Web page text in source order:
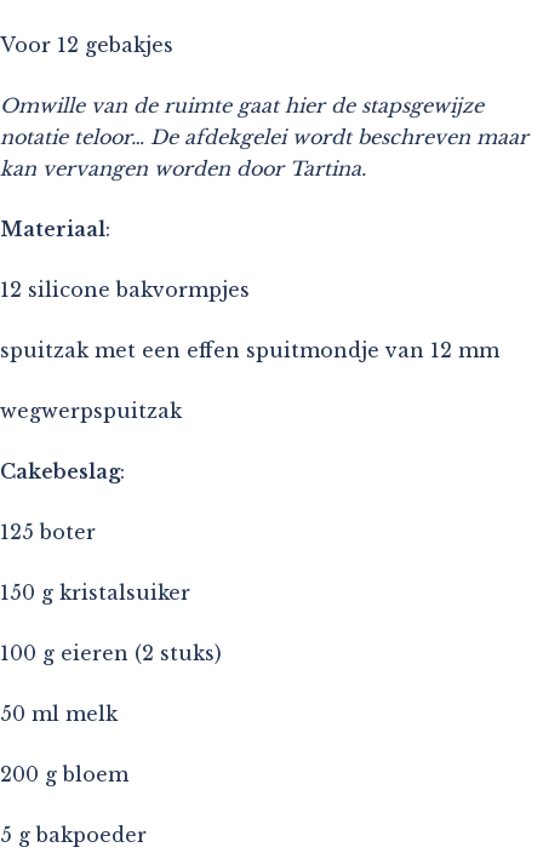
Voor 12 gebakjes
Omwille van de ruimte gaat hier de stapsgewijze
notatie teloor… De afdekgelei wordt beschreven maar
kan vervangen worden door Tartina.
Materiaal:
12 silicone bakvormpjes
spuitzak met een effen spuitmondje van 12 mm
wegwerpspuitzak
Cakebeslag:
125 boter
150 g kristalsuiker
100 g eieren (2 stuks)
50 ml melk
200 g bloem
5 g bakpoeder